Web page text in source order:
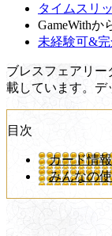
タイムスリ
GameWithか
未経験可&
ブレスフェアリー
載しています。デ
目次
カード情報
みんなの